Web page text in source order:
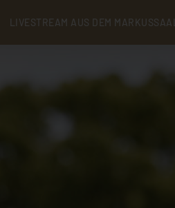
LIVESTREAM AUS DEM MARKUSSAAL